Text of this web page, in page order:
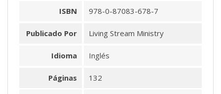
ISBN 978-0-87083-678-7
Publicado Por Living Stream Ministry
Idioma Inglés
Páginas 132